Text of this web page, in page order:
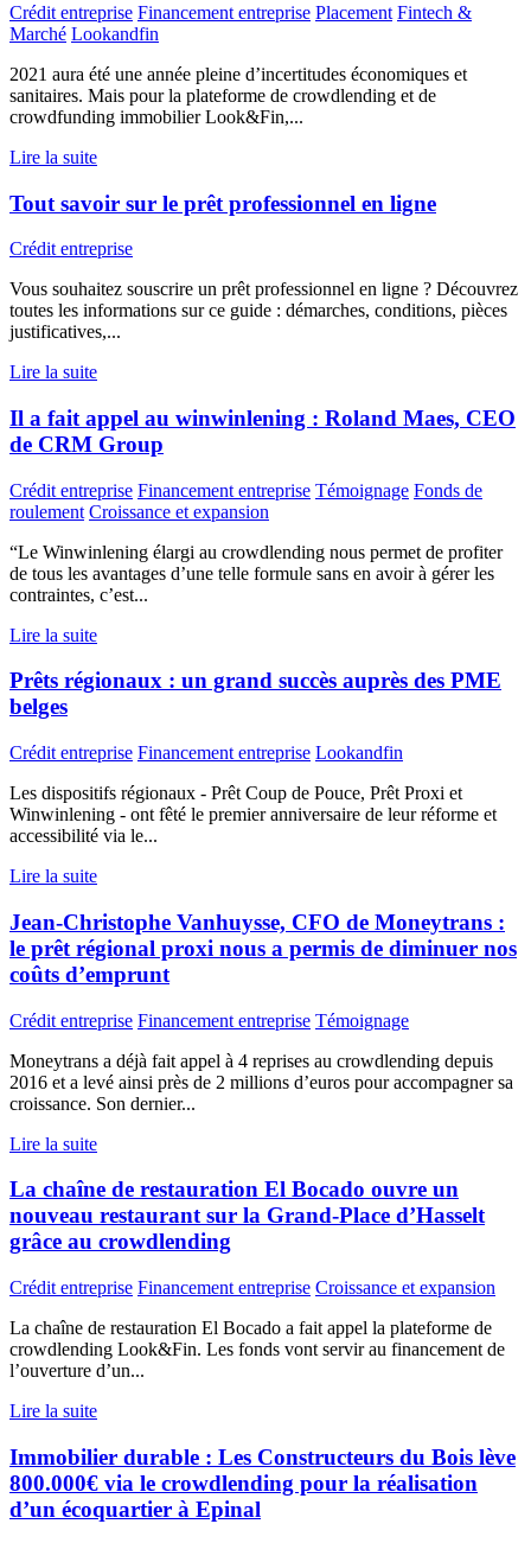
Crédit entreprise Financement entreprise Placement Fintech &
Marché Lookandfin
2021 aura été une année pleine d’incertitudes économiques et
sanitaires. Mais pour la plateforme de crowdlending et de
crowdfunding immobilier Look&Fin,...
Lire la suite
Tout savoir sur le prêt professionnel en ligne
Crédit entreprise
Vous souhaitez souscrire un prêt professionnel en ligne ? Découvrez
toutes les informations sur ce guide : démarches, conditions, pièces
justificatives,...
Lire la suite
Il a fait appel au winwinlening : Roland Maes, CEO
de CRM Group
Crédit entreprise Financement entreprise Témoignage Fonds de
roulement Croissance et expansion
“Le Winwinlening élargi au crowdlending nous permet de profiter
de tous les avantages d’une telle formule sans en avoir à gérer les
contraintes, c’est...
Lire la suite
Prêts régionaux : un grand succès auprès des PME
belges
Crédit entreprise Financement entreprise Lookandfin
Les dispositifs régionaux - Prêt Coup de Pouce, Prêt Proxi et
Winwinlening - ont fêté le premier anniversaire de leur réforme et
accessibilité via le...
Lire la suite
Jean-Christophe Vanhuysse, CFO de Moneytrans :
le prêt régional proxi nous a permis de diminuer nos
coûts d’emprunt
Crédit entreprise Financement entreprise Témoignage
Moneytrans a déjà fait appel à 4 reprises au crowdlending depuis
2016 et a levé ainsi près de 2 millions d’euros pour accompagner sa
croissance. Son dernier...
Lire la suite
La chaîne de restauration El Bocado ouvre un
nouveau restaurant sur la Grand-Place d’Hasselt
grâce au crowdlending
Crédit entreprise Financement entreprise Croissance et expansion
La chaîne de restauration El Bocado a fait appel la plateforme de
crowdlending Look&Fin. Les fonds vont servir au financement de
l’ouverture d’un...
Lire la suite
Immobilier durable : Les Constructeurs du Bois lève
800.000€ via le crowdlending pour la réalisation
d’un écoquartier à Epinal